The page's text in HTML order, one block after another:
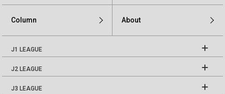
Column About
J1 LEAGUE
J2 LEAGUE
J3 LEAGUE